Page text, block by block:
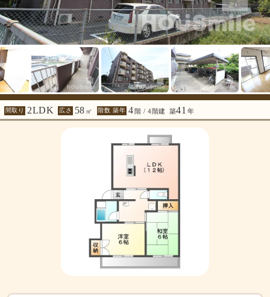
間取り 2LDK 広さ 58 ㎡ 階数 築年 4階 / 4階建 築41 年